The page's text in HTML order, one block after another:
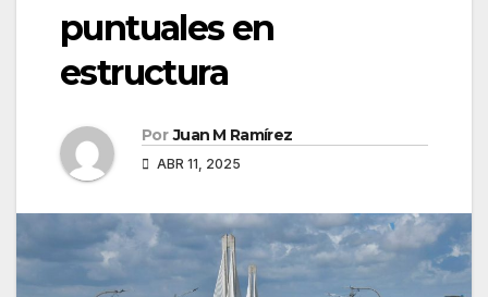
puntuales en
estructura
Por Juan M Ramírez
ABR 11, 2025